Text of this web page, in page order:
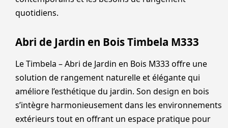
quotidiens.
Abri de Jardin en Bois Timbela M333
Le Timbela – Abri de Jardin en Bois M333 offre une
solution de rangement naturelle et élégante qui
améliore l’esthétique du jardin. Son design en bois
s’intègre harmonieusement dans les environnements
extérieurs tout en offrant un espace pratique pour